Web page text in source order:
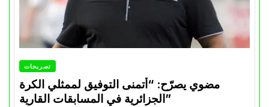
تصريحات
مضوي يصرّح: “أتمنى التوفيق لممثلي الكرة
الجزائرية في المسابقات القارية”